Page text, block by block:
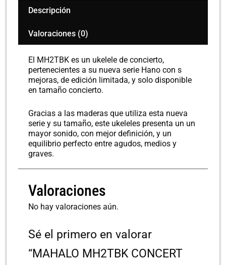
Descripción
Valoraciones (0)
El MH2TBK es un ukelele de concierto,
pertenecientes a su nueva serie Hano con s
mejoras, de edición limitada, y solo disponible
en tamaño concierto.
Gracias a las maderas que utiliza esta nueva
serie y su tamaño, este ukeleles presenta un un
mayor sonido, con mejor definición, y un
equilibrio perfecto entre agudos, medios y
graves.
Valoraciones
No hay valoraciones aún.
Sé el primero en valorar
“MAHALO MH2TBK CONCERT